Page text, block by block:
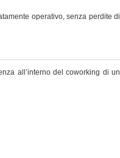
operativo, senza perdite di
all’interno del coworking di un